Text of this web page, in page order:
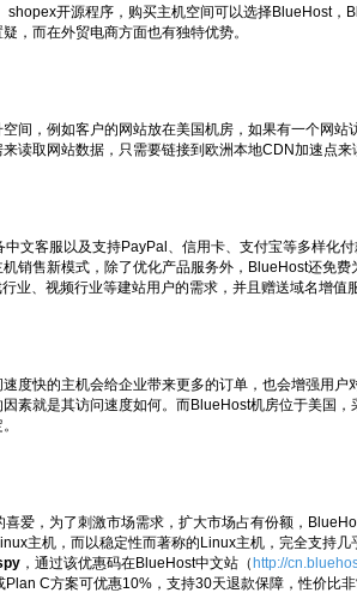
开源程序，购买主机空间可以选择BlueHost，
，而在外贸电商方面也有独特优势。
间，例如客户的网站放在美国机房，如果有一个网站
读取网站数据，只需要链接到欧洲本地CDN加速点来
文客服以及支持PayPal、信用卡、支付宝等多样化
销售新模式，除了优化产品服务外，BlueHost还免费
业、视频行业等建站用户的需求，并且赠送域名增值
度快的主机会给企业带来更多的订单，也会增强用户
素就是其访问速度如何。而BlueHost机房位于美国，
爱，为了刺激市场需求，扩大市场占有份额，
主机，而以稳定性而著称的Linux主机，完全支持几
，通过该优惠码在BlueHost中文站（ http://
C方案可优惠10%，支持30天退款保障，性价比非